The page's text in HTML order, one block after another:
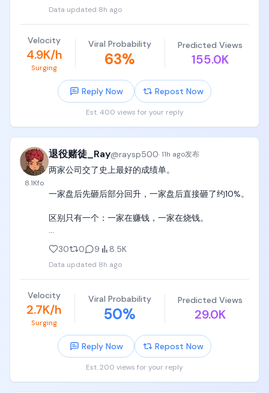
当然，你要想用 Meta 的模型，比用 Anthropic 的模
型都麻烦。
我根本无法访问它，它直接不让你访问它的网站，别
说能不能登录了。
简单来说，你只要允许它用你的数据进行模型训练，
相当于给了你 12 倍的折扣，价格跟DeepSeek-Flash
Data updated 8h ago
Velocity
4.9K/h
Surging
Viral Probability
63%
Predicted Views
155.0K
Reply Now Repost Now
Est. 400 views for your reply
8.1Kfo
退役赌徒_Ray@raysp500·11h ago发布
两家公司交了史上最好的成绩单。
一家盘后先砸后部分回升，一家盘后直接砸了约10%。
区别只有一个：一家在赚钱，一家在烧钱。
的。
昨晚美股发生了什么？
SanDisk财报炸裂，存储周期被AI重新定价
Q4营收89.7亿美元，超预期约8%，同比增长372%；
调整后EPS 39.25美元，超预期约14%；Non-GAAP毛
利率84.6%。
数据中心业务收入环比增长约103%（Edge业务环比增
30 0 9 8.5K
Data updated 8h ago
Velocity
2.7K/h
Surging
Viral Probability
50%
Predicted Views
29.0K
Reply Now Repost Now
Est. 200 views for your reply